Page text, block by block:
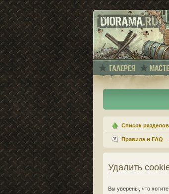
Список
Правила и FAQ
Удалить
Вы уверены, что